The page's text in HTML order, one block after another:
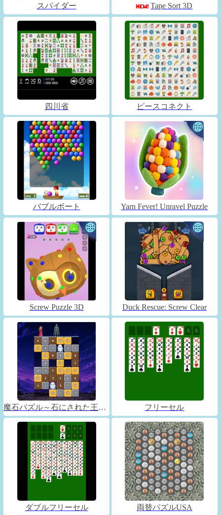
スパイダー Tape Sort 3D
四川省 ピースコネクト
バブルボート Yarn Fever! Unravel Puzzle
Screw Puzzle 3D Duck Rescue: Screw Clear
魔石パズル～石にされた王子～ フリーセル
ダブルフリーセル 両替パズルUSA